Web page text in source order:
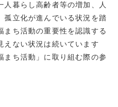
人暮らし高齢者等の増加、人
孤立化が進んでいる状況を踏
まち活動の重要性を認識する
えない状況は続いています
まち活動」に取り組む際の参